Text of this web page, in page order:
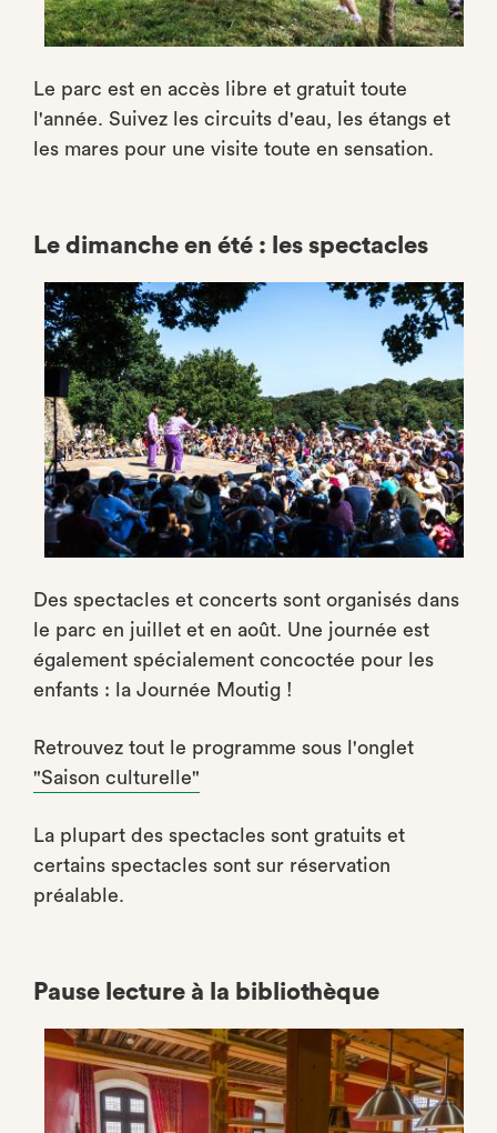
Le parc est en accès libre et gratuit toute
l'année. Suivez les circuits d'eau, les étangs et
les mares pour une visite toute en sensation.
Le dimanche en été : les spectacles
Des spectacles et concerts sont organisés dans
le parc en juillet et en août. Une journée est
également spécialement concoctée pour les
enfants : la Journée Moutig !
Retrouvez tout le programme sous l'onglet
"Saison culturelle"
La plupart des spectacles sont gratuits et
certains spectacles sont sur réservation
préalable.
Pause lecture à la bibliothèque